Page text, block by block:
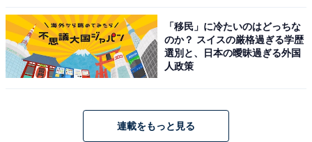
「移民」に冷たいのはどっちな
のか？ スイスの厳格過ぎる学歴
選別と、日本の曖昧過ぎる外国
人政策
連載をもっと見る